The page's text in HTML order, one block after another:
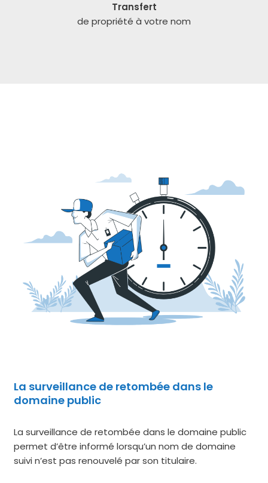
Transfert
de pro­prié­té à votre nom
La surveillance de retombée dans le
domaine public
La sur­veillance de retom­bée dans le domaine public
per­met d’être infor­mé lorsqu’un nom de domaine
sui­vi n’est pas renou­ve­lé par son titu­laire.